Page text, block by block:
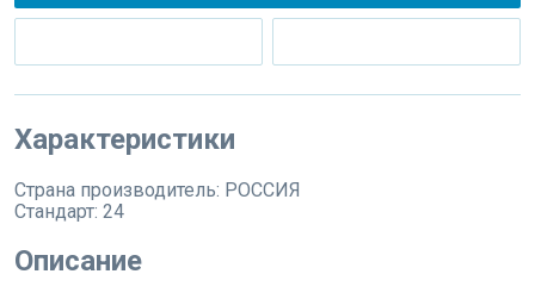
Характеристики
Страна производитель: РОССИЯ
Стандарт: 24
Описание